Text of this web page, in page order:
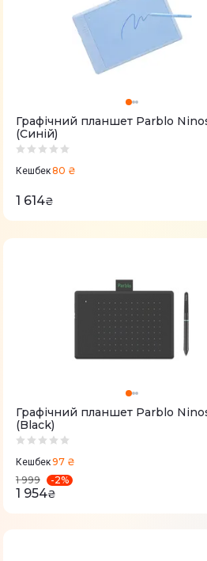
Графічний планшет Parblo
(Синій)
Кешбек80 ₴
1 614₴
Графічний планшет Parblo
(Black)
Кешбек97 ₴
1 999
-2%
1 954₴